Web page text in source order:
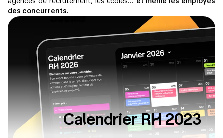
des concurrents.
Calendrier RH 2023